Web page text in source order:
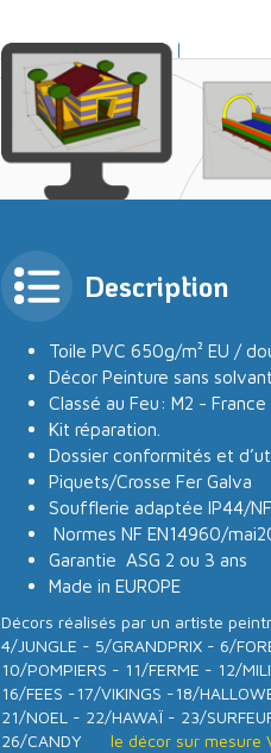
Description
Toile PVC 650g/m² EU /
Décor Peinture sans
Classé au Feu: M2 - France
Kit réparation.
Dossier conformités et
Piquets/Crosse Fer Galva
Soufflerie adaptée IP44/
Normes NF EN14960/
Garantie ASG 2 ou 3 ans
Made in EUROPE
Décors réalisés par un artiste
4/JUNGLE - 5/GRANDPRIX - 6/
10/POMPIERS - 11/FERME - 12/
16/FEES -17/VIKINGS -18/
21/NOEL - 22/HAWAÏ - 23/
26/CANDY
le décor sur mesure